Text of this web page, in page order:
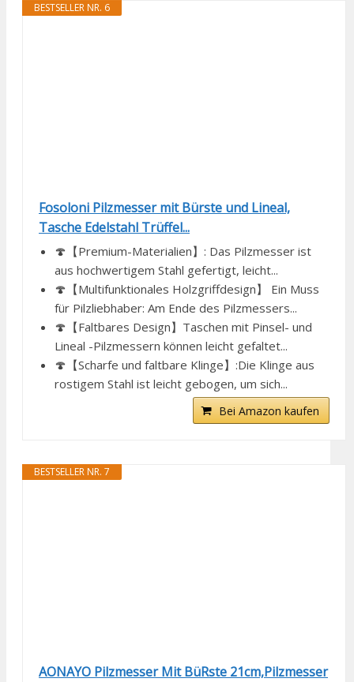
BESTSELLER NR. 6
Fosoloni Pilzmesser mit Bürste und Lineal,
Tasche Edelstahl Trüffel...
🍄【Premium-Materialien】: Das Pilzmesser ist
aus hochwertigem Stahl gefertigt, leicht...
🍄【Multifunktionales Holzgriffdesign】 Ein Muss
für Pilzliebhaber: Am Ende des Pilzmessers...
🍄【Faltbares Design】Taschen mit Pinsel- und
Lineal -Pilzmessern können leicht gefaltet...
🍄【Scharfe und faltbare Klinge】:Die Klinge aus
rostigem Stahl ist leicht gebogen, um sich...
Bei Amazon kaufen
BESTSELLER NR. 7
AONAYO Pilzmesser Mit BüRste 21cm,Pilzmesser